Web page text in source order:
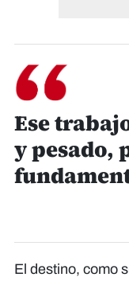
Ese
y pesado,
El destino, como